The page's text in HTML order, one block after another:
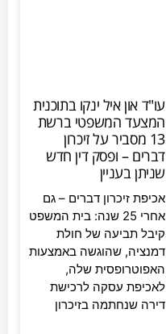
עו"ד און איל ינקו בתוכנית
המצעד המשפטי ברשת
13 מסביר על זיכרון
דברים – ופסק דין חדש
שניתן בעניין
אכיפת זיכרון דברים – גם
אחרי 25 שנה: בית המשפט
קיבל תביעה של חולת
דמנציה, שהוגשה באמצעות
האפוטרופסית שלה,
לאכיפת עסקה לרכישת
דירה שנחתמה בזיכרון